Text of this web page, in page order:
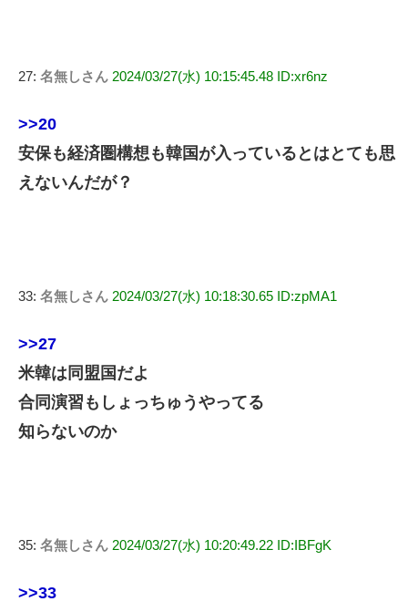
27: 名無しさん 2024/03/27(水) 10:15:45.48 ID:xr6nz
>>20
安保も経済圏構想も韓国が入っているとはとても思
えないんだが？
33: 名無しさん 2024/03/27(水) 10:18:30.65 ID:zpMA1
>>27
米韓は同盟国だよ
合同演習もしょっちゅうやってる
知らないのか
35: 名無しさん 2024/03/27(水) 10:20:49.22 ID:IBFgK
>>33